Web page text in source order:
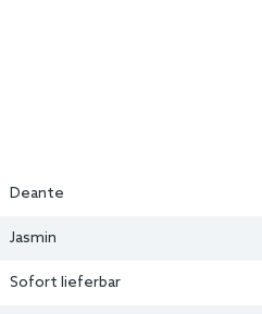
Deante
Jasmin
Sofort lieferbar